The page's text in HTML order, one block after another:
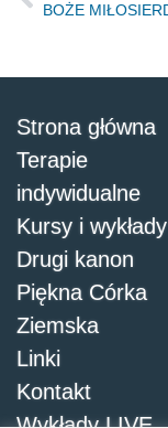
Strona główna
Terapie
indywidualne
Kursy i wykłady
Drugi kanon
Piękna Córka
Ziemska
Linki
Kontakt